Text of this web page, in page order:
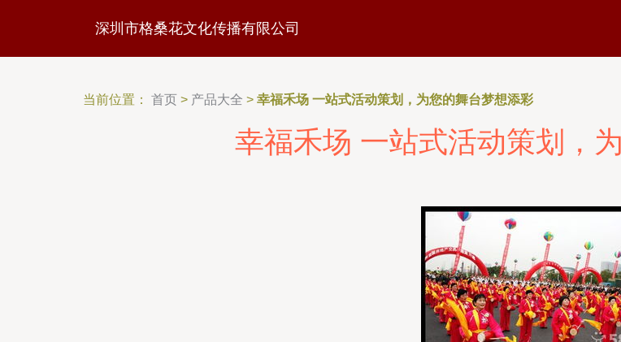
深圳市格桑花文化传播有限公司
当前位置： 首页 > 产品大全 > 幸福禾场 一站式活动策划，为您的舞台梦想添彩
幸福禾场 一站式活动策划，